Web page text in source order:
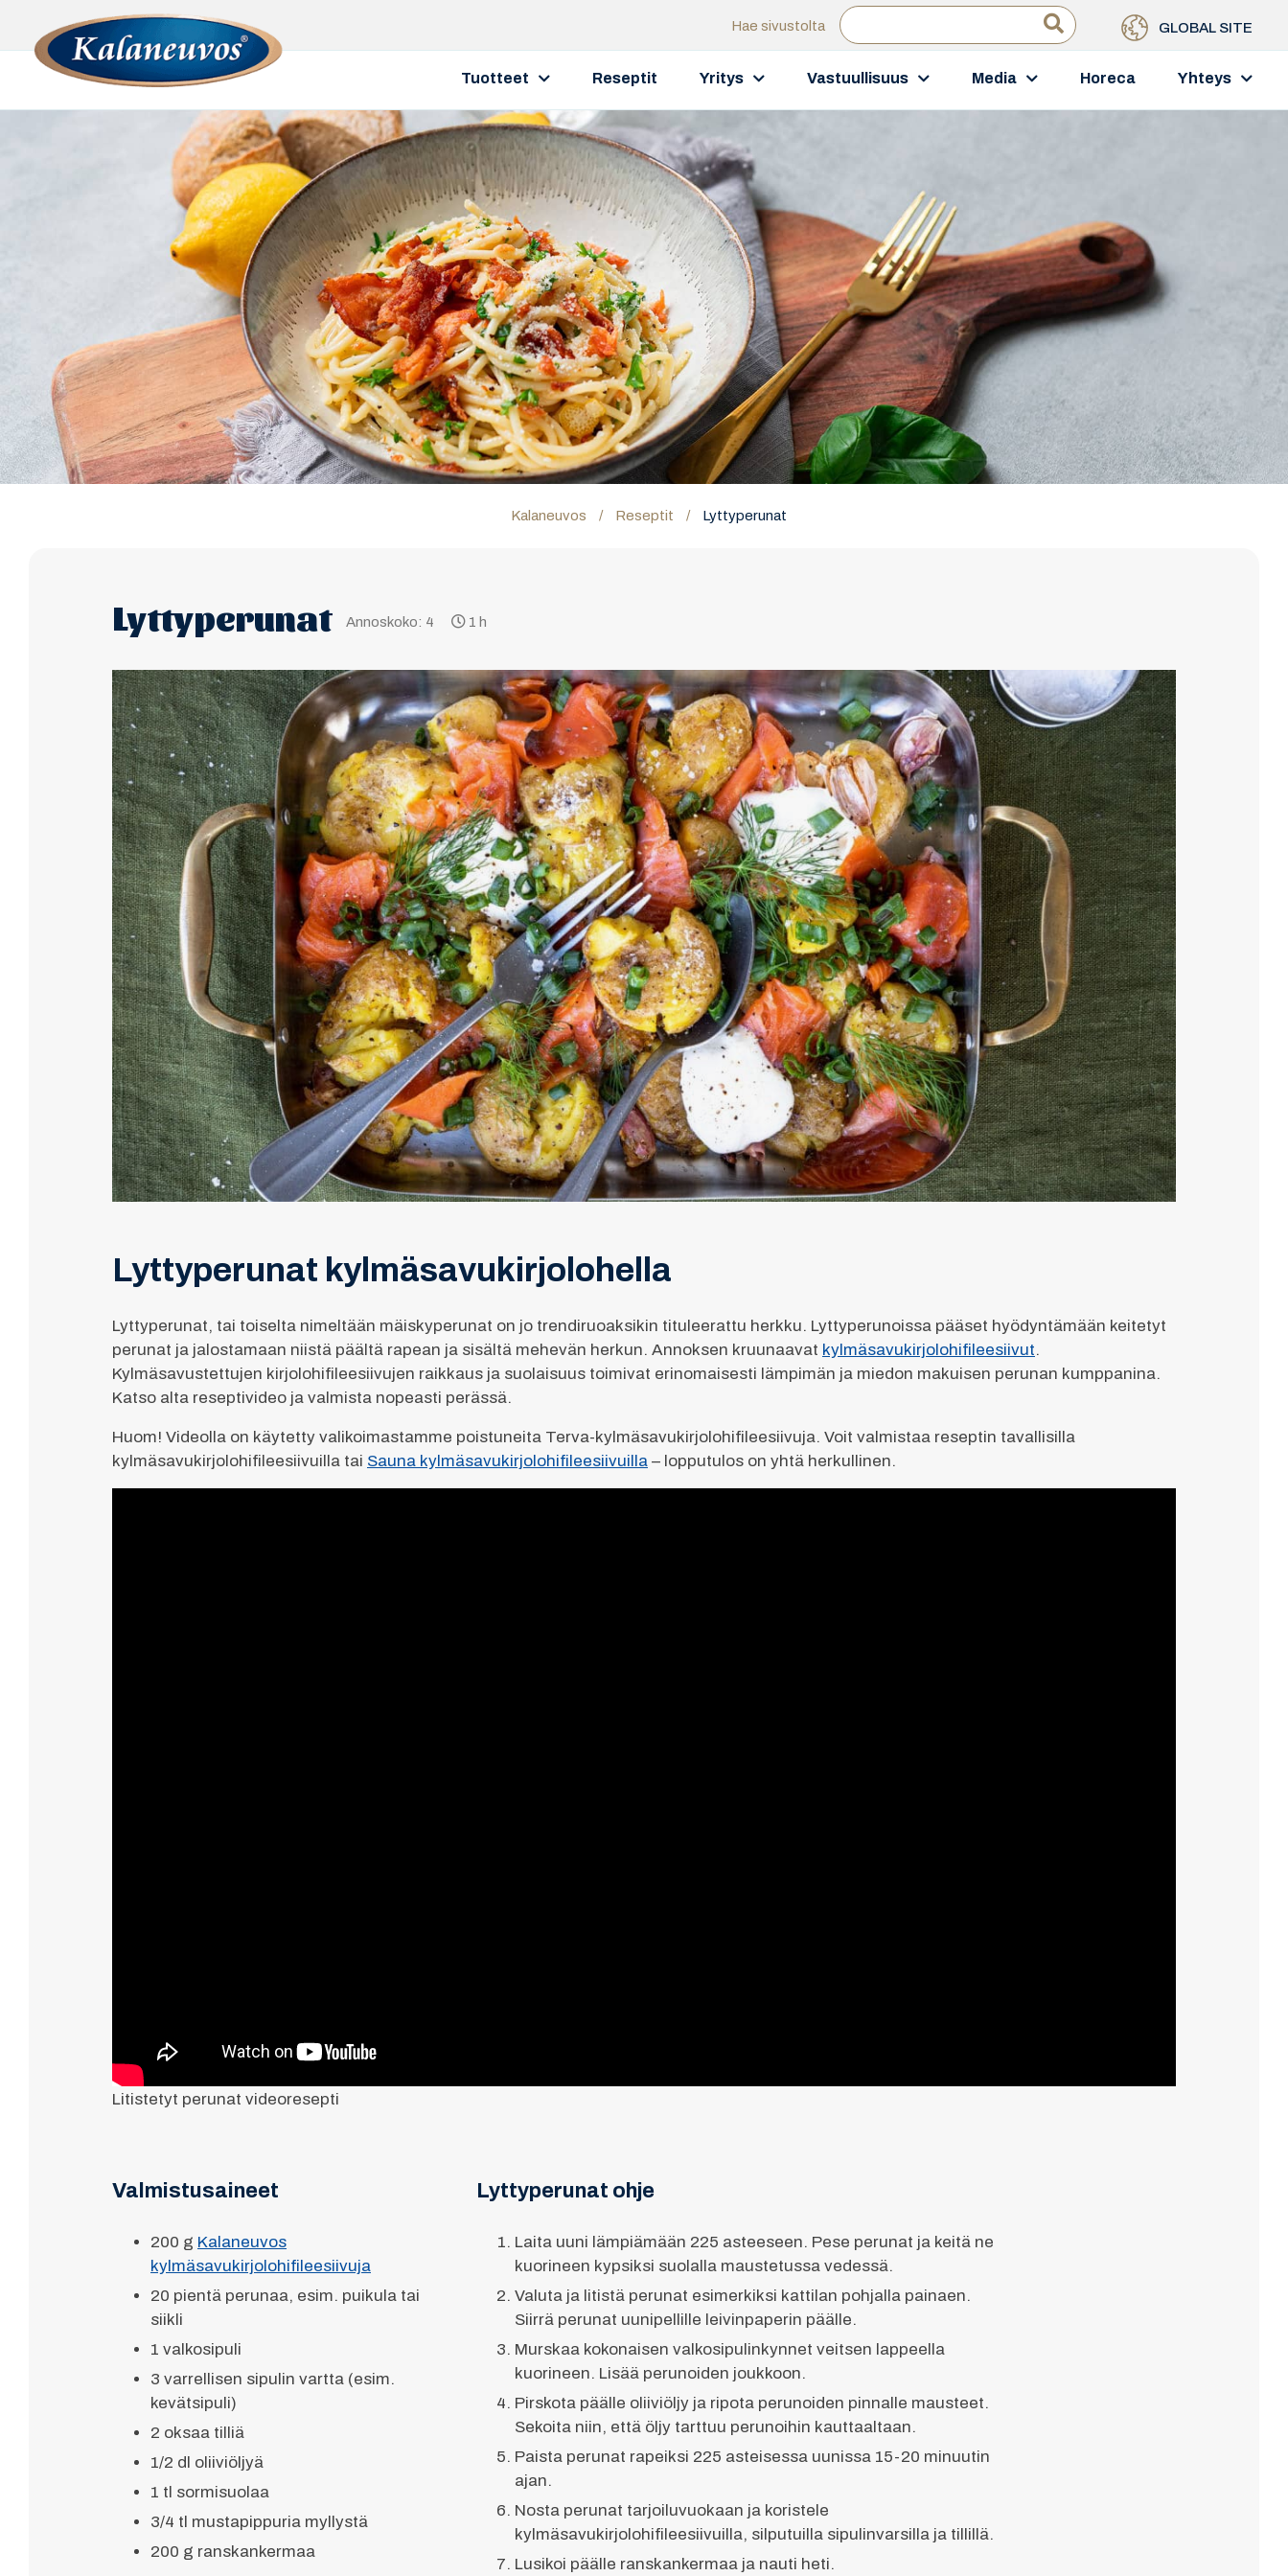
GLOBAL SITE
Hae sivustolta
Tuotteet Reseptit Yritys Vastuullisuus Media Horeca Yhteys
Kalaneuvos / Reseptit / Lyttyperunat
Lyttyperunat Annoskoko: 4 1 h
Lyttyperunat kylmäsavukirjolohella
Lyttyperunat, tai toiselta nimeltään mäiskyperunat on jo trendiruoaksikin tituleerattu herkku. Lyttyperunoissa pääset hyödyntämään keitetyt
perunat ja jalostamaan niistä päältä rapean ja sisältä mehevän herkun. Annoksen kruunaavat kylmäsavukirjolohifileesiivut.
Kylmäsavustettujen kirjolohifileesiivujen raikkaus ja suolaisuus toimivat erinomaisesti lämpimän ja miedon makuisen perunan kumppanina.
Katso alta reseptivideo ja valmista nopeasti perässä.
Huom! Videolla on käytetty valikoimastamme poistuneita Terva-kylmäsavukirjolohifileesiivuja. Voit valmistaa reseptin tavallisilla
kylmäsavukirjolohifileesiivuilla tai Sauna kylmäsavukirjolohifileesiivuilla – lopputulos on yhtä herkullinen.
Litistetyt perunat videoresepti
Valmistusaineet
200 g Kalaneuvos
kylmäsavukirjolohifileesiivuja
20 pientä perunaa, esim. puikula tai
siikli
1 valkosipuli
3 varrellisen sipulin vartta (esim.
kevätsipuli)
2 oksaa tilliä
1/2 dl oliiviöljyä
1 tl sormisuolaa
3/4 tl mustapippuria myllystä
200 g ranskankermaa
Lyttyperunat ohje
Laita uuni lämpiämään 225 asteeseen. Pese perunat ja keitä ne
kuorineen kypsiksi suolalla maustetussa vedessä.
Valuta ja litistä perunat esimerkiksi kattilan pohjalla painaen.
Siirrä perunat uunipellille leivinpaperin päälle.
Murskaa kokonaisen valkosipulinkynnet veitsen lappeella
kuorineen. Lisää perunoiden joukkoon.
Pirskota päälle oliiviöljy ja ripota perunoiden pinnalle mausteet.
Sekoita niin, että öljy tarttuu perunoihin kauttaaltaan.
Paista perunat rapeiksi 225 asteisessa uunissa 15-20 minuutin
ajan.
Nosta perunat tarjoiluvuokaan ja koristele
kylmäsavukirjolohifileesiivuilla, silputuilla sipulinvarsilla ja tillillä.
Lusikoi päälle ranskankermaa ja nauti heti.